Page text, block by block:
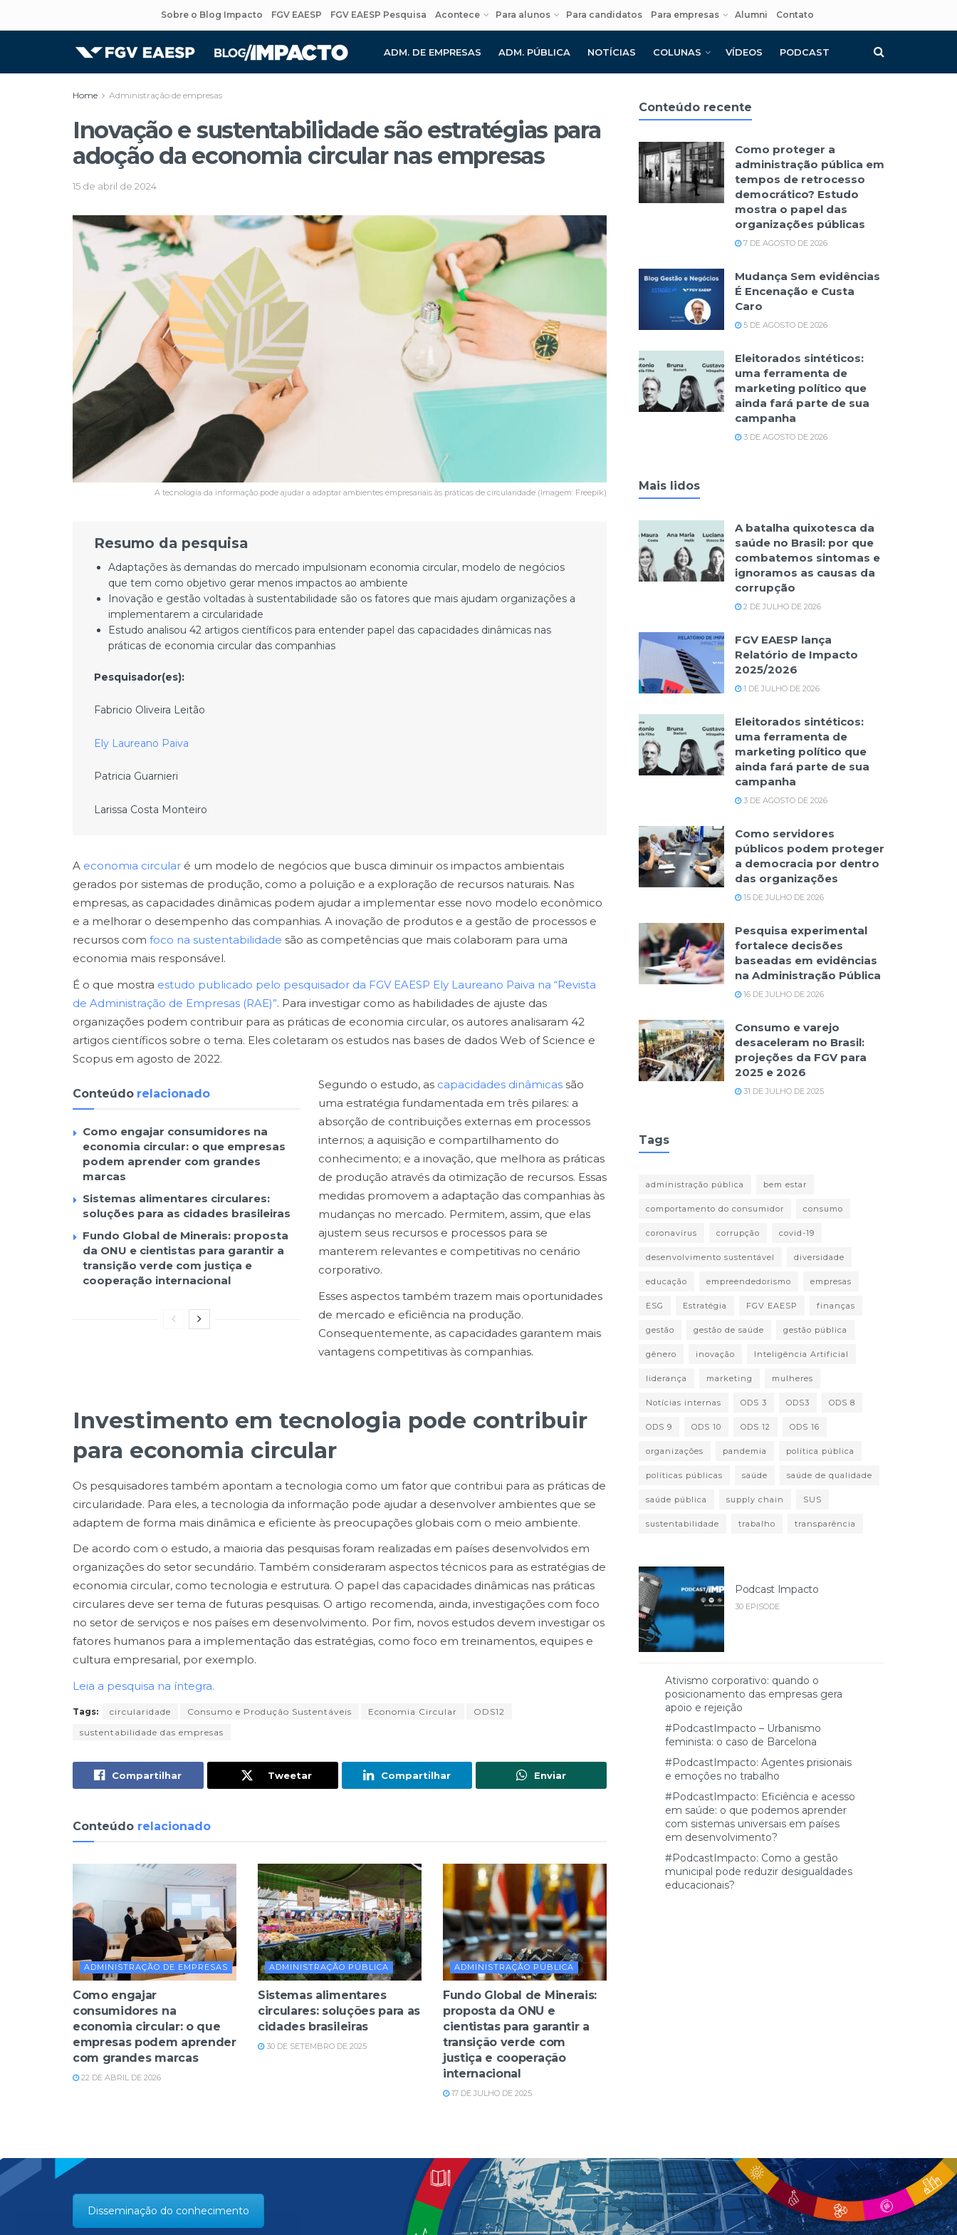
Sobre o Blog Impacto FGV EAESP FGV EAESP Pesquisa Acontece Para alunos Para candidatos Para empresas Alumni Contato
ADM. DE EMPRESAS ADM. PÚBLICA NOTÍCIAS COLUNAS VÍDEOS PODCAST
Home Administração de empresas
Inovação e sustentabilidade são estratégias para
adoção da economia circular nas empresas
15 de abril de 2024
A tecnologia da informação pode ajudar a adaptar ambientes empresariais às práticas de circularidade (Imagem: Freepik)
Resumo da pesquisa
Adaptações às demandas do mercado impulsionam economia circular, modelo de negócios
que tem como objetivo gerar menos impactos ao ambiente
Inovação e gestão voltadas à sustentabilidade são os fatores que mais ajudam organizações a
implementarem a circularidade
Estudo analisou 42 artigos científicos para entender papel das capacidades dinâmicas nas
práticas de economia circular das companhias
Pesquisador(es):
Fabricio Oliveira Leitão
Ely Laureano Paiva
Patricia Guarnieri
Larissa Costa Monteiro
A economia circular é um modelo de negócios que busca diminuir os impactos ambientais
gerados por sistemas de produção, como a poluição e a exploração de recursos naturais. Nas
empresas, as capacidades dinâmicas podem ajudar a implementar esse novo modelo econômico
e a melhorar o desempenho das companhias. A inovação de produtos e a gestão de processos e
recursos com foco na sustentabilidade são as competências que mais colaboram para uma
economia mais responsável.
É o que mostra estudo publicado pelo pesquisador da FGV EAESP Ely Laureano Paiva na “Revista
de Administração de Empresas (RAE)”. Para investigar como as habilidades de ajuste das
organizações podem contribuir para as práticas de economia circular, os autores analisaram 42
artigos científicos sobre o tema. Eles coletaram os estudos nas bases de dados Web of Science e
Scopus em agosto de 2022.
Conteúdo relacionado
Como engajar consumidores na
economia circular: o que empresas
podem aprender com grandes
marcas
Sistemas alimentares circulares:
soluções para as cidades brasileiras
Fundo Global de Minerais: proposta
da ONU e cientistas para garantir a
transição verde com justiça e
cooperação internacional
Segundo o estudo, as capacidades dinâmicas são
uma estratégia fundamentada em três pilares: a
absorção de contribuições externas em processos
internos; a aquisição e compartilhamento do
conhecimento; e a inovação, que melhora as práticas
de produção através da otimização de recursos. Essas
medidas promovem a adaptação das companhias às
mudanças no mercado. Permitem, assim, que elas
ajustem seus recursos e processos para se
manterem relevantes e competitivas no cenário
corporativo.
Esses aspectos também trazem mais oportunidades
de mercado e eficiência na produção.
Consequentemente, as capacidades garantem mais
vantagens competitivas às companhias.
Investimento em tecnologia pode contribuir
para economia circular
Os pesquisadores também apontam a tecnologia como um fator que contribui para as práticas de
circularidade. Para eles, a tecnologia da informação pode ajudar a desenvolver ambientes que se
adaptem de forma mais dinâmica e eficiente às preocupações globais com o meio ambiente.
De acordo com o estudo, a maioria das pesquisas foram realizadas em países desenvolvidos em
organizações do setor secundário. Também consideraram aspectos técnicos para as estratégias de
economia circular, como tecnologia e estrutura. O papel das capacidades dinâmicas nas práticas
circulares deve ser tema de futuras pesquisas. O artigo recomenda, ainda, investigações com foco
no setor de serviços e nos países em desenvolvimento. Por fim, novos estudos devem investigar os
fatores humanos para a implementação das estratégias, como foco em treinamentos, equipes e
cultura empresarial, por exemplo.
Leia a pesquisa na íntegra.
Tags: circularidade Consumo e Produção Sustentáveis Economia Circular
ODS12
sustentabilidade das empresas
Compartilhar Tweetar Compartilhar Enviar
Conteúdo relacionado
ADMINISTRAÇÃO DE EMPRESAS
Como engajar
consumidores na
economia circular: o que
empresas podem aprender
com grandes marcas
22 DE ABRIL DE 2026
ADMINISTRAÇÃO PÚBLICA
Sistemas alimentares
circulares: soluções para as
cidades brasileiras
30 DE SETEMBRO DE 2025
ADMINISTRAÇÃO PÚBLICA
Fundo Global de Minerais:
proposta da ONU e
cientistas para garantir a
transição verde com
justiça e cooperação
internacional
17 DE JULHO DE 2025
Conteúdo recente
Como proteger a
administração pública em
tempos de retrocesso
democrático? Estudo
mostra o papel das
organizações públicas
7 DE AGOSTO DE 2026
Mudança Sem evidências
É Encenação e Custa
Caro
5 DE AGOSTO DE 2026
Eleitorados sintéticos:
uma ferramenta de
marketing político que
ainda fará parte de sua
campanha
3 DE AGOSTO DE 2026
Mais lidos
A batalha quixotesca da
saúde no Brasil: por que
combatemos sintomas e
ignoramos as causas da
corrupção
2 DE JULHO DE 2026
FGV EAESP lança
Relatório de Impacto
2025/2026
1 DE JULHO DE 2026
Eleitorados sintéticos:
uma ferramenta de
marketing político que
ainda fará parte de sua
campanha
3 DE AGOSTO DE 2026
Como servidores
públicos podem proteger
a democracia por dentro
das organizações
15 DE JULHO DE 2026
Pesquisa experimental
fortalece decisões
baseadas em evidências
na Administração Pública
16 DE JULHO DE 2026
Consumo e varejo
desaceleram no Brasil:
projeções da FGV para
2025 e 2026
31 DE JULHO DE 2025
Tags
administração pública bem estar
comportamento do consumidor consumo
coronavírus corrupção covid-19
desenvolvimento sustentável diversidade
educação empreendedorismo empresas
ESG Estratégia FGV EAESP finanças
gestão gestão de saúde gestão pública
gênero inovação Inteligência Artificial
liderança marketing mulheres
Notícias internas ODS 3 ODS3 ODS 8
ODS 9 ODS 10 ODS 12 ODS 16
organizações pandemia política pública
políticas públicas saúde saúde de qualidade
saúde pública supply chain SUS
sustentabilidade trabalho transparência
Podcast Impacto
30 EPISODE
Ativismo corporativo: quando o
posicionamento das empresas gera
apoio e rejeição
#PodcastImpacto – Urbanismo
feminista: o caso de Barcelona
#PodcastImpacto: Agentes prisionais
e emoções no trabalho
#PodcastImpacto: Eficiência e acesso
em saúde: o que podemos aprender
com sistemas universais em países
em desenvolvimento?
#PodcastImpacto: Como a gestão
municipal pode reduzir desigualdades
educacionais?
Disseminação do conhecimento